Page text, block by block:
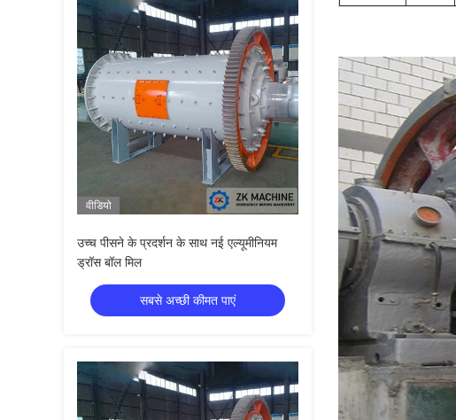
वीडियो
उच्च पीसने के प्रदर्शन के साथ नई एल्यूमीनियम
ड्रॉस बॉल मिल
सबसे अच्छी कीमत पाएं